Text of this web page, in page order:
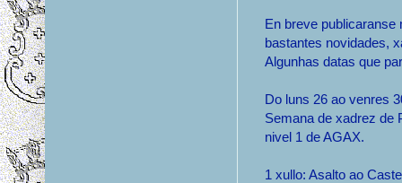
En breve
bastantes novidades,
Algunhas datas que
Do luns 26 ao venres
Semana de xadrez de
nivel 1 de AGAX.
1 xullo: Asalto ao